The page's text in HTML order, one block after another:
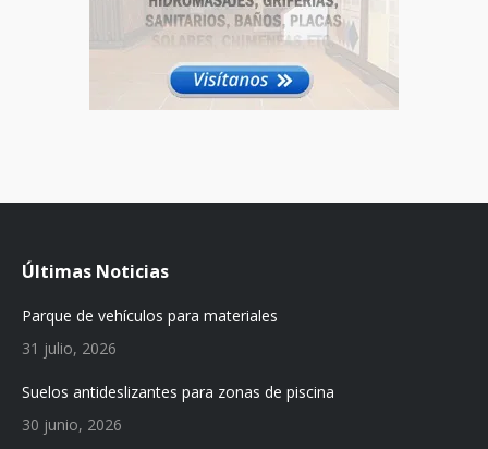
Últimas Noticias
Parque de vehículos para materiales
31 julio, 2026
Suelos antideslizantes para zonas de piscina
30 junio, 2026